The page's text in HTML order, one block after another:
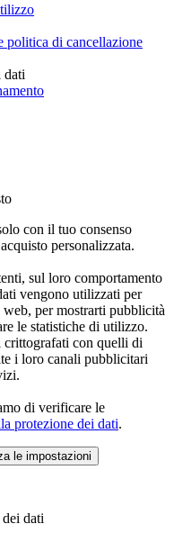
politica di cancellazione
dati
con il tuo consenso
personalizzata.
sul loro comportamento
vengono utilizzati per
per mostrarti pubblicità
le statistiche di utilizzo.
crittografati con quelli di
i loro canali pubblicitari
di verificare le
protezione dei dati.
le impostazioni
dati